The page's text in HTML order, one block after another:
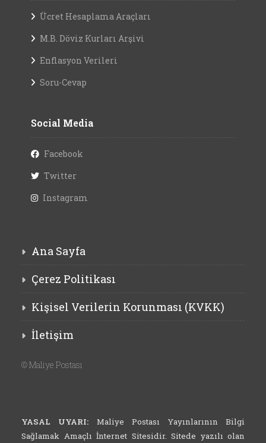
Ücret Hesaplama Araçları
M.B. Döviz Kurları Arşivi
Enflasyon Verileri
Soru-Cevap
Social Media
Facebook
Twitter
Instagram
Ana Sayfa
Çerez Politikası
Kişisel Verilerin Korunması (KVKK)
İletişim
©Maliye Postası
YASAL UYARI: Maliye Postası Yayınlarının Bilgi
Sağlamak Amaçlı İnternet Sitesidir. Sitede yazılı olan